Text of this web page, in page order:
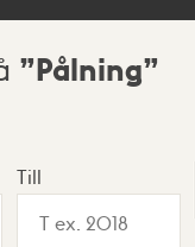
Pålning
Till